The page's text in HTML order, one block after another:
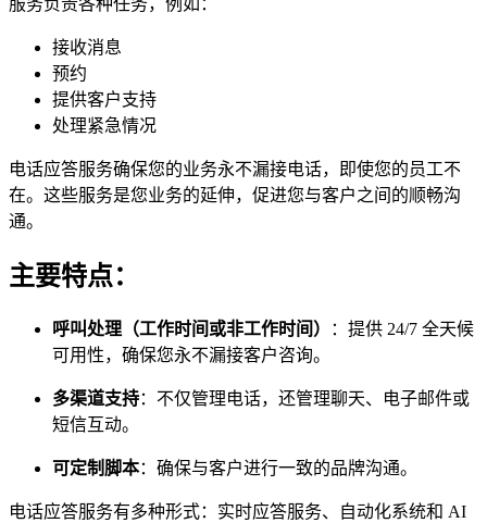
服务负责各种任务，例如：
接收消息
预约
提供客户支持
处理紧急情况
电话应答服务确保您的业务永不漏接电话，即使您的员工不
在。这些服务是您业务的延伸，促进您与客户之间的顺畅沟
通。
主要特点：
呼叫处理（工作时间或非工作时间）
：提供 24/7 全天候
可用性，确保您永不漏接客户咨询。
多渠道支持：不仅管理电话，还管理聊天、电子邮件或
短信互动。
可定制脚本：确保与客户进行一致的品牌沟通。
电话应答服务有多种形式：实时应答服务、自动化系统和 AI